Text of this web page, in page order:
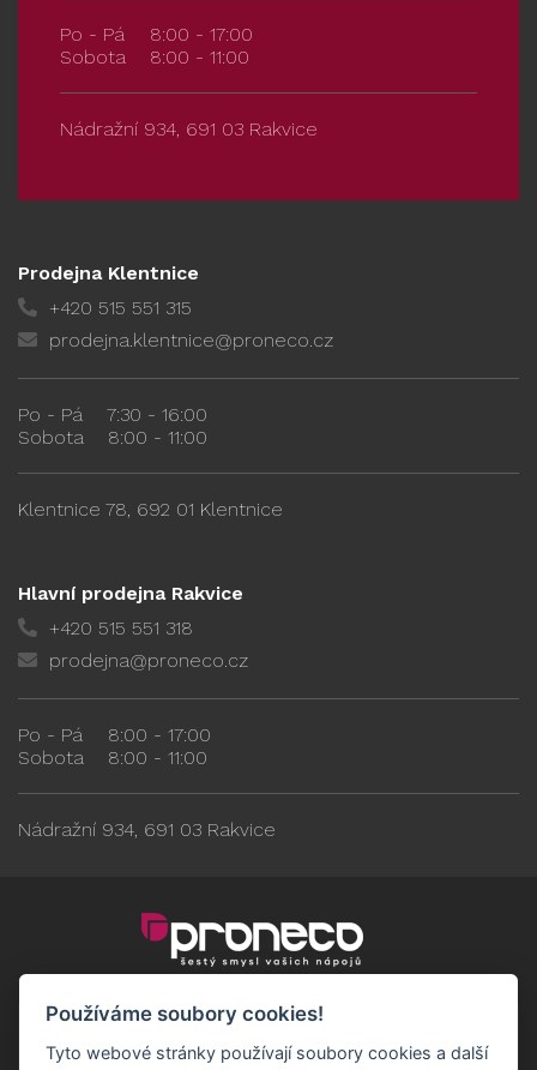
Po - Pá
8:00 - 17:00
Sobota
8:00 - 11:00
Nádražní 934, 691 03 Rakvice
Prodejna Klentnice
+420 515 551 315
prodejna.klentnice@proneco.cz
Po - Pá
7:30 - 16:00
Sobota
8:00 - 11:00
Klentnice 78, 692 01 Klentnice
Hlavní prodejna Rakvice
+420 515 551 318
prodejna@proneco.cz
Po - Pá
8:00 - 17:00
Sobota
8:00 - 11:00
Nádražní 934, 691 03 Rakvice
Používáme soubory cookies!
Tyto webové stránky používají soubory cookies a další